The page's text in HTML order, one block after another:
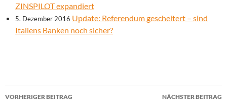
ZINSPILOT expandiert
5. Dezember 2016 Update: Referendum gescheitert – sind
Italiens Banken noch sicher?
Beitrags-
VORHERIGER BEITRAG NÄCHSTER BEITRAG